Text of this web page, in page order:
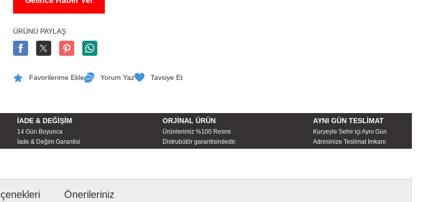
ÜRÜNÜ PAYLAŞ:
Yorum Yaz Tavsiye Et
İADE & DEĞİŞİM
14 Gün Boyunca
İade & Değim Garantisi
ORJİNAL ÜRÜN
Ürünlerimiz %100 Resmi
Distrubütör garantisindedir.
AYNI GÜN TESLİMAT
Kuryeyle Sehir içi Aynı Gün
Adresinize Teslimat İmkanı
Önerileriniz